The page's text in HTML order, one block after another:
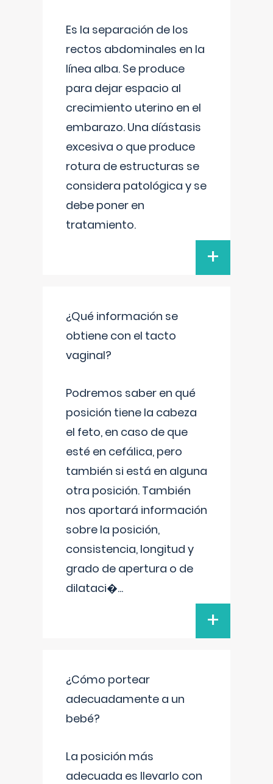
Es la separación de los
rectos abdominales en la
línea alba. Se produce
para dejar espacio al
crecimiento uterino en el
embarazo. Una díástasis
excesiva o que produce
rotura de estructuras se
considera patológica y se
debe poner en
tratamiento.
+
¿Qué información se
obtiene con el tacto
vaginal?
Podremos saber en qué
posición tiene la cabeza
el feto, en caso de que
esté en cefálica, pero
también si está en alguna
otra posición. También
nos aportará información
sobre la posición,
consistencia, longitud y
grado de apertura o de
dilataci�...
+
¿Cómo portear
adecuadamente a un
bebé?
La posición más
adecuada es llevarlo con